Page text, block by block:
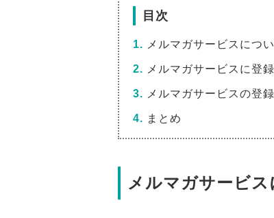
目次
メルマガサービスにつ
メルマガサービスに登
メルマガサービスの登
まとめ
メルマガサービス